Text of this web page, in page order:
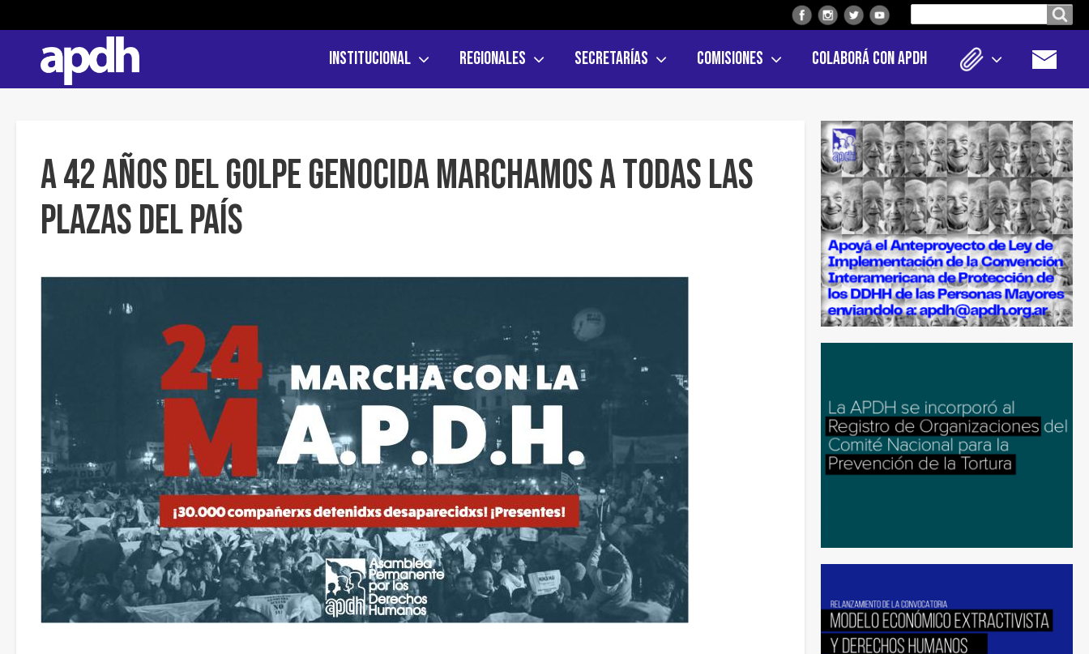
el
sitio
Institucional Regionales Secretarías Comisiones Colaborá con APDH
A 42 AÑOS DEL GOLPE GENOCIDA MARCHAMOS A TODAS LAS
PLAZAS DEL PAÍS